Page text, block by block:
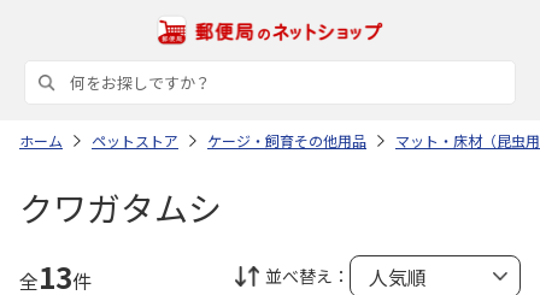
ホーム ペットストア ケージ・飼育その他用品 マット・床材（昆虫
クワガタムシ
全13件 並べ替え：